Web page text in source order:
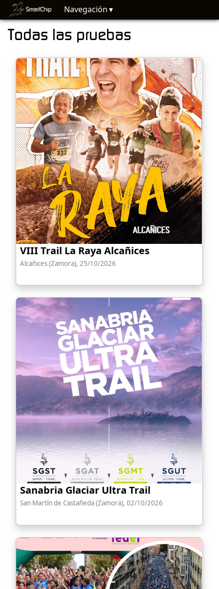
Navegación
Todas las pruebas
VIII Trail La Raya Alcañices
Alcañices (Zamora), 25/10/2026
Sanabria Glaciar Ultra Trail
San Martín de Castañeda (Zamora), 02/10/2026